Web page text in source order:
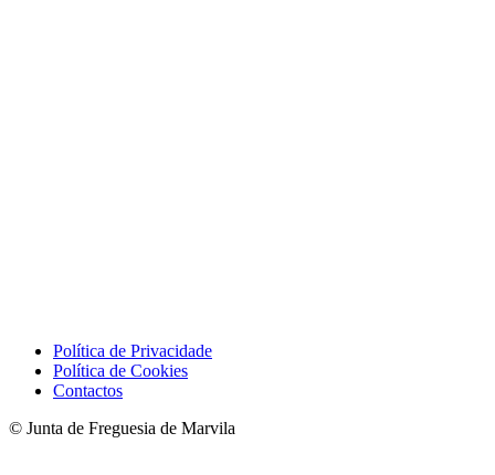
Política de Privacidade
Política de Cookies
Contactos
© Junta de Freguesia de Marvila